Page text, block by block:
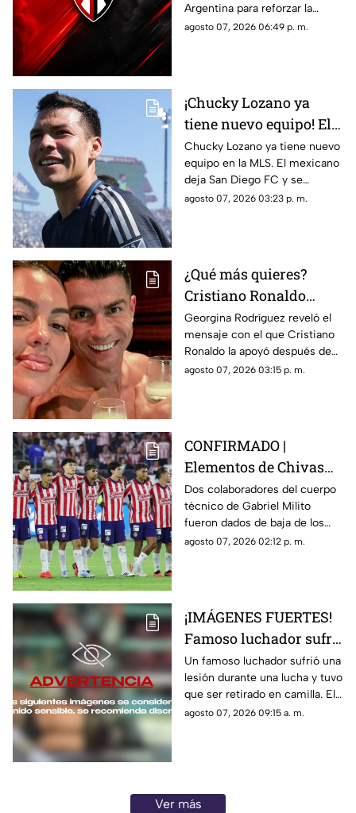
Argentina para reforzar la
ofensiva rojinegra y
agosto 07, 2026 06:49 p. m.
¡Chucky Lozano ya
tiene nuevo equipo! El
mexicano llega a uno
de los grandes de la
MLS
Chucky Lozano ya tiene nuevo
equipo en la MLS. El mexicano
deja San Diego FC y se
incorpora oficialmente al LA
agosto 07, 2026 03:23 p. m.
¿Qué más quieres?
Cristiano Ronaldo
lanza contundente
mensaje tras críticas a
Georgina Rodríguez
Georgina Rodríguez reveló el
mensaje con el que Cristiano
Ronaldo la apoyó después de
recibir críticas por su cuerpo
agosto 07, 2026 03:15 p. m.
CONFIRMADO |
Elementos de Chivas
pierden sus registros
en Liga MX
Dos colaboradores del cuerpo
técnico de Gabriel Milito
fueron dados de baja de los
registros de la Liga MX y ya no
agosto 07, 2026 02:12 p. m.
¡IMÁGENES FUERTES!
Famoso luchador sufre
TERRIBLE LESIÓN en el
ring; tuvieron que
retirarlo en camilla
Un famoso luchador sufrió una
lesión durante una lucha y tuvo
que ser retirado en camilla. El
momento quedó grabado y
agosto 07, 2026 09:15 a. m.
Ver más